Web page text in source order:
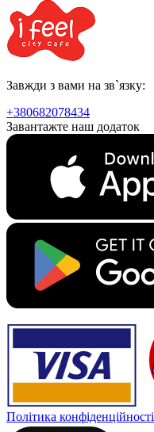
Завжди з вами на зв`язку:
+380682078434
Завантажте наш додаток
Політика конфіденційності